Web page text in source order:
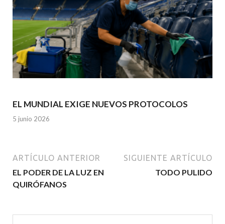
EL MUNDIAL EXIGE NUEVOS PROTOCOLOS
5 junio 2026
ARTÍCULO ANTERIOR
EL PODER DE LA LUZ EN
QUIRÓFANOS
SIGUIENTE ARTÍCULO
TODO PULIDO